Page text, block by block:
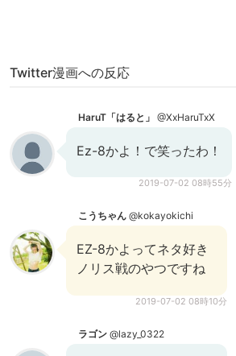
Twitter漫画への反応
HaruT「はると」 @XxHaruTxX
Ez-8かよ！で笑ったわ！
2019-07-02 08時55分
こうちゃん @kokayokichi
EZ-8かよってネタ好き
ノリス戦のやつですね
2019-07-02 08時10分
ラゴン @lazy_0322